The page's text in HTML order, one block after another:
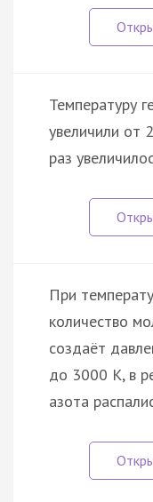
Температуру
увеличили от
раз
При
количество
создаёт
до 3000 К, в
азота